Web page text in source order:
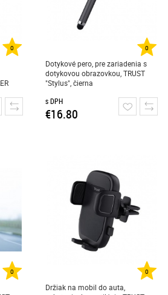
0 0
Dotykové pero, pre zariadenia s
dotykovou obrazovkou, TRUST
"Stylus", čierna
s DPH
€16.80
0 0
Držiak na mobil do auta,